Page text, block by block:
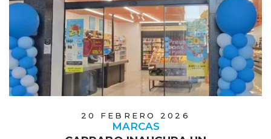
20 FEBRERO 2026
MARCAS